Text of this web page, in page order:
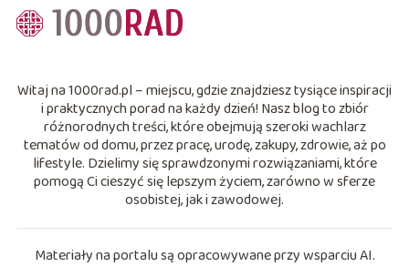
Witaj na 1000rad.pl – miejscu, gdzie znajdziesz tysiące inspiracji
i praktycznych porad na każdy dzień! Nasz blog to zbiór
różnorodnych treści, które obejmują szeroki wachlarz
tematów od domu, przez pracę, urodę, zakupy, zdrowie, aż po
lifestyle. Dzielimy się sprawdzonymi rozwiązaniami, które
pomogą Ci cieszyć się lepszym życiem, zarówno w sferze
osobistej, jak i zawodowej.
Materiały na portalu są opracowywane przy wsparciu AI.